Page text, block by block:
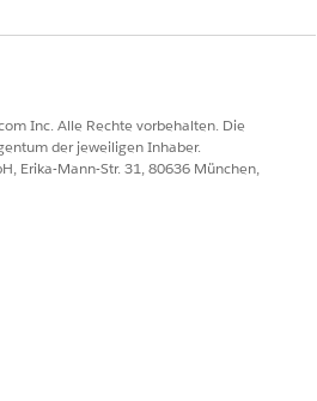
Inc. Alle Rechte vorbehalten. Die
der jeweiligen Inhaber.
Erika-Mann-Str. 31, 80636 München,